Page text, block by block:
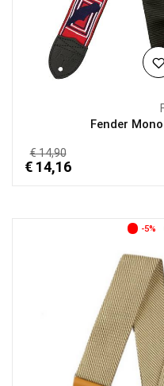
Fender
€ 14,90
€ 14,16
-5%